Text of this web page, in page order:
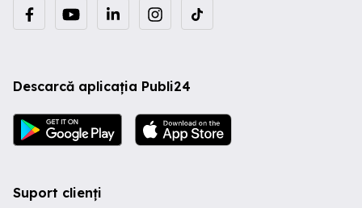
Descarcă aplicația Publi24
Suport clienți